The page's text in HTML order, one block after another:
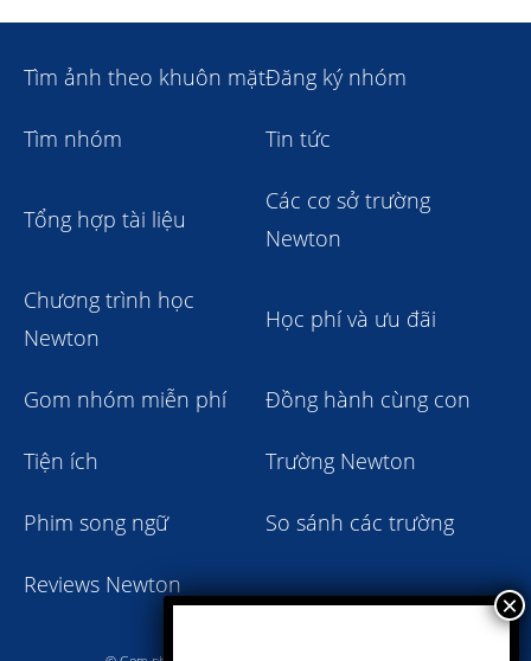
Tìm ảnh theo khuôn mặtĐăng ký nhóm
Tìm nhóm Tin tức
Tổng hợp tài liệu
Các cơ sở trường
Newton
Chương trình học
Newton
Học phí và ưu đãi
Gom nhóm miễn phí Đồng hành cùng con
Tiện ích Trường Newton
Phim song ngữ So sánh các trường
Reviews Newton